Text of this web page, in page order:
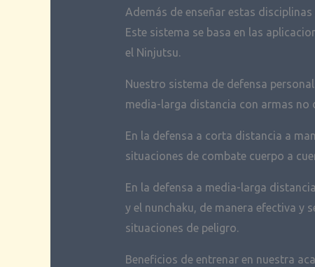
Además de enseñar estas
Este sistema se basa en las
el Ninjutsu.
Nuestro sistema de defensa
media-larga distancia con armas no
En la defensa a corta distancia a
situaciones de combate cuerpo a
En la defensa a media-larga
y el nunchaku, de manera efectiva y
situaciones de peligro.
Beneficios de entrenar en nuestra